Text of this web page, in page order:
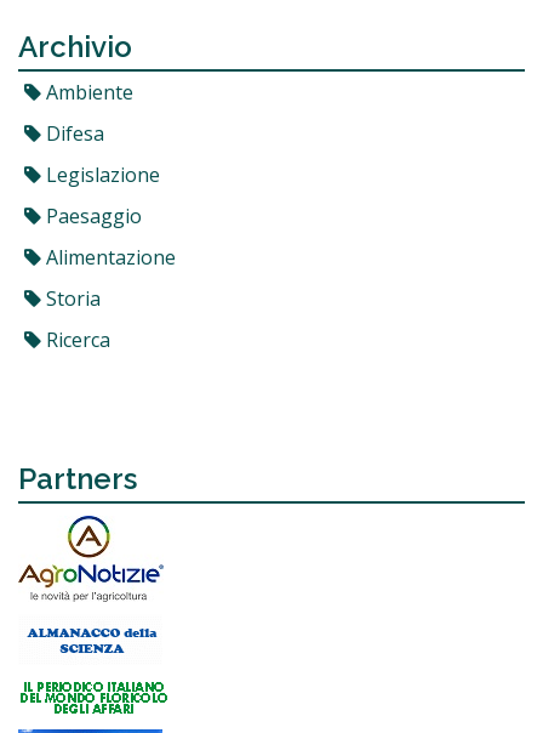
Archivio
Ambiente
Difesa
Legislazione
Paesaggio
Alimentazione
Storia
Ricerca
Partners